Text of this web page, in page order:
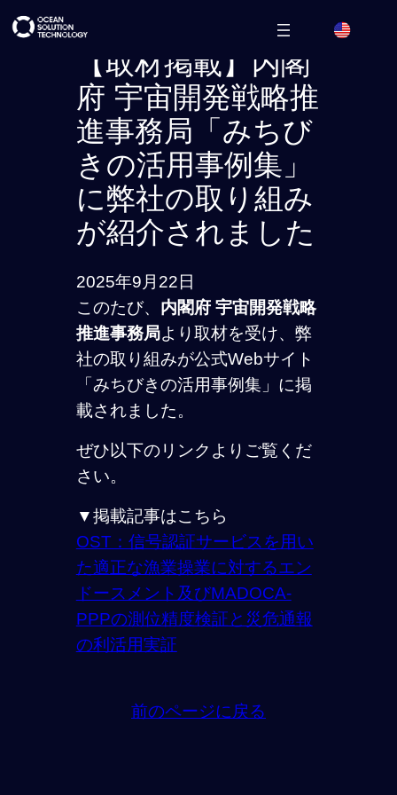
内
【取材掲載】内閣
府 宇宙開発戦略推
進事務局「みちび
きの活用事例集」
に弊社の取り組み
が紹介されました
2025年9月22日
このたび、 内閣府 宇宙開発戦略
推進事務局より取材を受け、弊
社の取り組みが公式Webサイト
「みちびきの活用事例集」に掲
載されました。
ぜひ以下のリンクよりご覧くだ
さい。
▼掲載記事はこちら
OST：信号認証サービスを用い
た適正な漁業操業に対するエン
ドースメント及びMADOCA-
PPPの測位精度検証と災危通報
の利活用実証
前のページに戻る